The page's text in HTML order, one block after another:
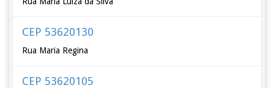
CEP 53620130
Rua Maria Regina
CEP 53620105